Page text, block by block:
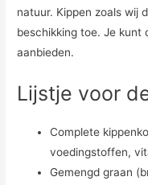
natuur. Kippen zoals wij
beschikking toe. Je
aanbieden.
Lijstje voor
Complete
voedingstoffen,
Gemengd graan